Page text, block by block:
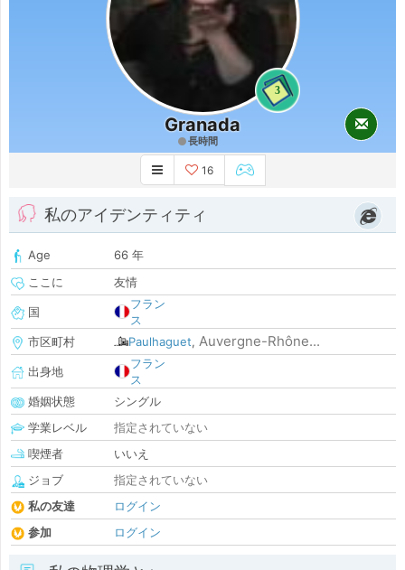
3
Granada
長時間
16
私のアイデンティティ
Age
66 年
ここに
友情
国
フラン
ス
市区町村
Paulhaguet, Auvergne-Rhône...
出身地
フラン
ス
婚姻状態
シングル
学業レベル
指定されていない
喫煙者
いいえ
ジョブ
指定されていない
私の友達
ログイン
参加
ログイン